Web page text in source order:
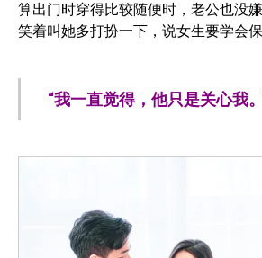
算出门时穿得比较随便时，老公也没
笑着叫她多打扮一下，说女生要学会保
“我一直觉得，他只是关心我